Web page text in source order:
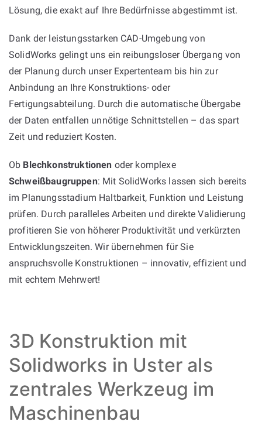
Lösung, die exakt auf Ihre Bedürfnisse abgestimmt ist.
Dank der leistungsstarken CAD-Umgebung von
SolidWorks gelingt uns ein reibungsloser Übergang von
der Planung durch unser Expertenteam bis hin zur
Anbindung an Ihre Konstruktions- oder
Fertigungsabteilung. Durch die automatische Übergabe
der Daten entfallen unnötige Schnittstellen – das spart
Zeit und reduziert Kosten.
Ob Blechkonstruktionen oder komplexe
Schweißbaugruppen: Mit SolidWorks lassen sich bereits
im Planungsstadium Haltbarkeit, Funktion und Leistung
prüfen. Durch paralleles Arbeiten und direkte Validierung
profitieren Sie von höherer Produktivität und verkürzten
Entwicklungszeiten. Wir übernehmen für Sie
anspruchsvolle Konstruktionen – innovativ, effizient und
mit echtem Mehrwert!
3D Konstruktion mit
Solidworks in Uster als
zentrales Werkzeug im
Maschinenbau